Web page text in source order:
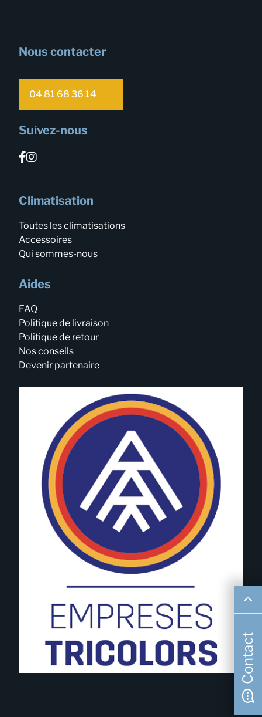
Nous contacter
04 81 68 36 14
Suivez-nous
Climatisation
Toutes les climatisations
Accessoires
Qui sommes-nous
Aides
FAQ
Politique de livraison
Politique de retour
Nos conseils
Devenir partenaire
Contact